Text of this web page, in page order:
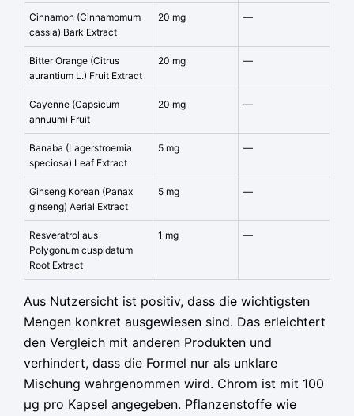
Cinnamon (Cinnamomum
cassia) Bark Extract
20 mg —
Bitter Orange (Citrus
aurantium L.) Fruit Extract
20 mg —
Cayenne (Capsicum
annuum) Fruit
20 mg —
Banaba (Lagerstroemia
speciosa) Leaf Extract
5 mg —
Ginseng Korean (Panax
ginseng) Aerial Extract
5 mg —
Resveratrol aus
Polygonum cuspidatum
Root Extract
1 mg —
Aus Nutzersicht ist positiv, dass die wichtigsten
Mengen konkret ausgewiesen sind. Das erleichtert
den Vergleich mit anderen Produkten und
verhindert, dass die Formel nur als unklare
Mischung wahrgenommen wird. Chrom ist mit 100
µg pro Kapsel angegeben. Pflanzenstoffe wie